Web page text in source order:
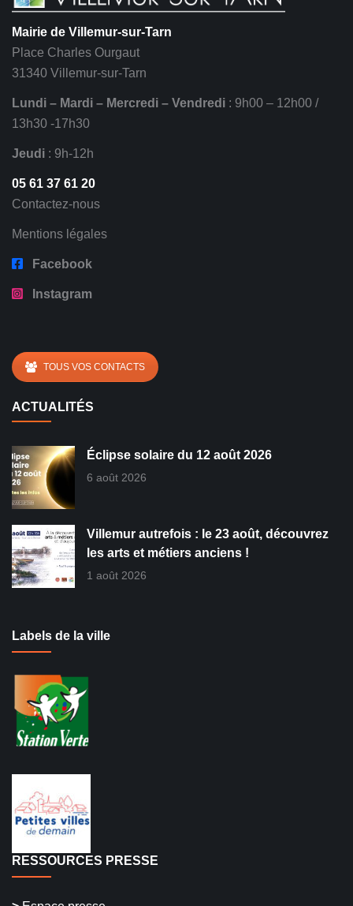
Mairie de Villemur-sur-Tarn
Place Charles Ourgaut
31340 Villemur-sur-Tarn
Lundi – Mardi – Mercredi – Vendredi : 9h00 – 12h00 /
13h30 -17h30
Jeudi : 9h-12h
05 61 37 61 20
Contactez-nous
Mentions légales
Facebook
Instagram
TOUS VOS CONTACTS
ACTUALITÉS
Éclipse solaire du 12 août 2026
6 août 2026
Villemur autrefois : le 23 août, découvrez
les arts et métiers anciens !
1 août 2026
Labels de la ville
RESSOURCES PRESSE